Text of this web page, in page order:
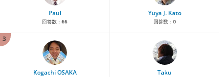
Paul
回答数： 66
Yuya J. Kato
回答数： 0
3
Kogachi OSAKA Taku